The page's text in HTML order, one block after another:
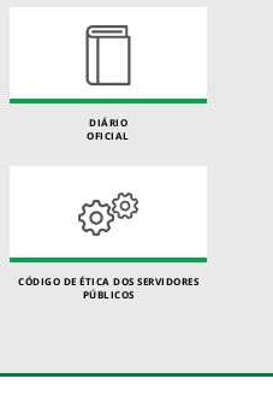
DIÁRIO
OFICIAL
CÓDIGO DE ÉTICA DOS SERVIDORES
PÚBLICOS